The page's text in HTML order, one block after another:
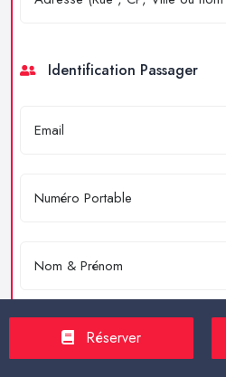
Identification Passager
Merci de résoudre l'équation : 4 + 2 = ?
Réserver